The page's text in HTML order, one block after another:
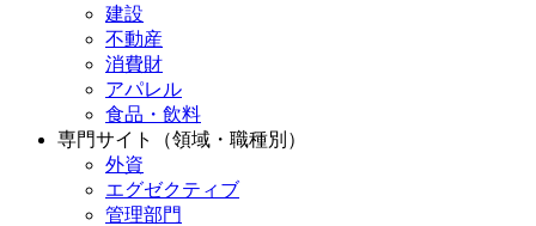
建設
不動産
消費財
アパレル
食品・飲料
専門サイト（領域・職種別）
外資
エグゼクティブ
管理部門